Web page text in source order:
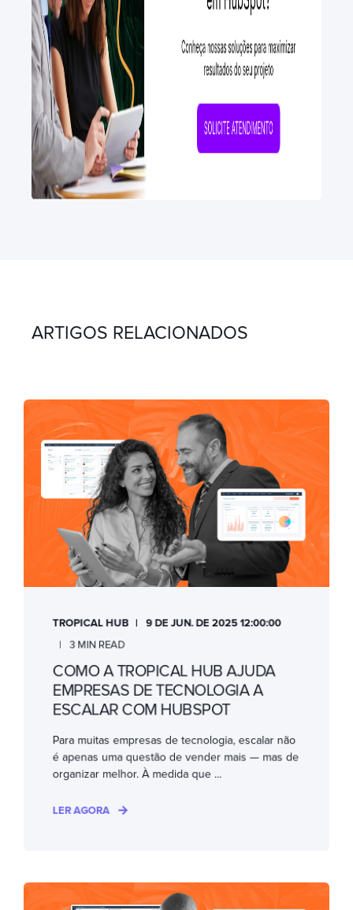
ARTIGOS RELACIONADOS
TROPICAL HUB 9 DE JUN. DE 2025 12:00:00
3 MIN READ
COMO A TROPICAL HUB AJUDA
EMPRESAS DE TECNOLOGIA A
ESCALAR COM HUBSPOT
Para muitas empresas de tecnologia, escalar não
é apenas uma questão de vender mais — mas de
organizar melhor. À medida que ...
LER AGORA